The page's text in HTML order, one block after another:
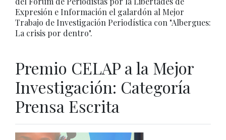
Expresión e Información el galardón al Mejor
Trabajo de Investigación Periodística con "Albergues:
La crisis por dentro".
Premio CELAP a la Mejor
Investigación: Categoría
Prensa Escrita